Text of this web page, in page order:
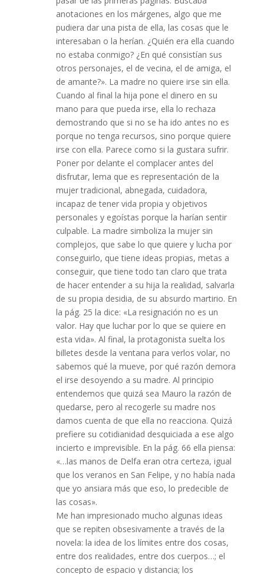
anotaciones en los márgenes, algo que me
pudiera dar una pista de ella, las cosas que le
interesaban o la herían. ¿Quién era ella cuando
no estaba conmigo? ¿En qué consistían sus
otros personajes, el de vecina, el de amiga, el
de amante?». La madre no quiere irse sin ella.
Cuando al final la hija pone el dinero en su
mano para que pueda irse, ella lo rechaza
demostrando que si no se ha ido antes no es
porque no tenga recursos, sino porque quiere
irse con ella. Parece como si la gustara sufrir.
Poner por delante el complacer antes del
disfrutar, lema que es representación de la
mujer tradicional, abnegada, cuidadora,
incapaz de tener vida propia y objetivos
personales y egoístas porque la harían sentir
culpable. La madre simboliza la mujer sin
complejos, que sabe lo que quiere y lucha por
conseguirlo, que tiene ideas propias, metas a
conseguir, que tiene todo tan claro que trata
de hacer entender a su hija la realidad, salvarla
de su propia desidia, de su absurdo martirio. En
la pág. 25 la dice: «La resignación no es un
valor. Hay que luchar por lo que se quiere en
esta vida». Al final, la protagonista suelta los
billetes desde la ventana para verlos volar, no
sabemos qué la mueve, por qué razón demora
el irse desoyendo a su madre. Al principio
entendemos que quizá sea Mauro la razón de
quedarse, pero al recogerle su madre nos
damos cuenta de que ella no reacciona. Quizá
prefiere su cotidianidad desquiciada a ese algo
incierto e imprevisible. En la pág. 66 ella piensa:
«…las manos de Delfa eran otra certeza, igual
que los veranos en San Felipe, y no había nada
que yo ansiara más que eso, lo predecible de
las cosas».
Me han impresionado mucho algunas ideas
que se repiten obsesivamente a través de la
novela: la idea de los límites entre dos cosas,
entre dos realidades, entre dos cuerpos…; el
concepto de espacio y distancia; los